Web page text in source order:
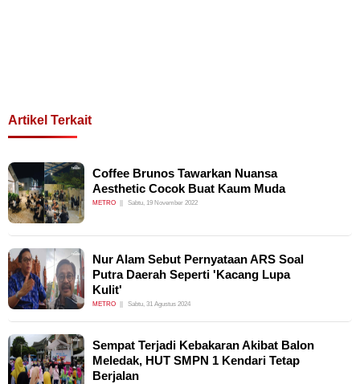
Artikel Terkait
Coffee Brunos Tawarkan Nuansa
Aesthetic Cocok Buat Kaum Muda
METRO Sabtu, 19 November 2022
Nur Alam Sebut Pernyataan ARS Soal
Putra Daerah Seperti 'Kacang Lupa
Kulit'
METRO Sabtu, 31 Agustus 2024
Sempat Terjadi Kebakaran Akibat Balon
Meledak, HUT SMPN 1 Kendari Tetap
Berjalan